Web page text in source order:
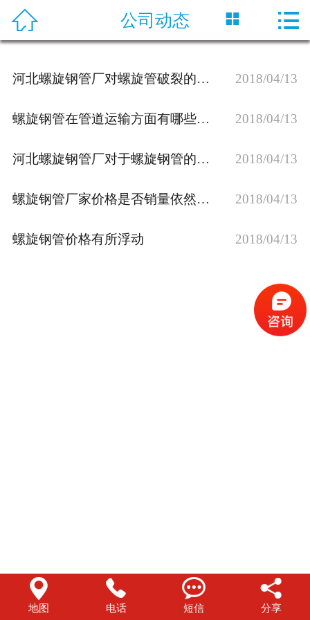
 首页
新闻资讯
工程案例
生产工艺
在线留言
 公司动态  
河北螺旋钢管厂对螺旋管破裂的研究 2018/04/13
螺旋钢管在管道运输方面有哪些应用 2018/04/13
河北螺旋钢管厂对于螺旋钢管的正确存放方法介绍 2018/04/13
螺旋钢管厂家价格是否销量依然走高 2018/04/13
螺旋钢管价格有所浮动 2018/04/13

地图

电话

短信

分享